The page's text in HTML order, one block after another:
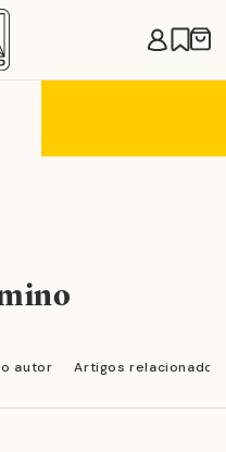
autor Artigos relacionados